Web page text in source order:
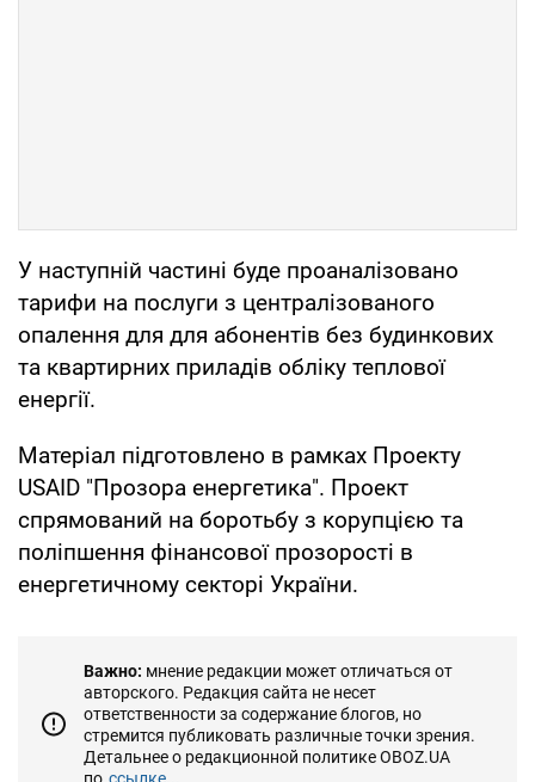
У наступній частині буде проаналізовано
тарифи на послуги з централізованого
опалення для для абонентів без будинкових
та квартирних приладів обліку теплової
енергії.
Матеріал підготовлено в рамках Проекту
USAID "Прозора енергетика". Проект
спрямований на боротьбу з корупцією та
поліпшення фінансової прозорості в
енергетичному секторі України.
Важно: мнение редакции может отличаться от
авторского. Редакция сайта не несет
ответственности за содержание блогов, но
стремится публиковать различные точки зрения.
Детальнее о редакционной политике OBOZ.UA
по ссылке...